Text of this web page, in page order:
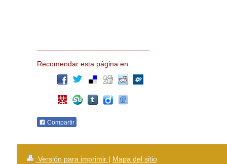
Recomendar esta página en:
Compartir
Versión para imprimir | Mapa del sitio